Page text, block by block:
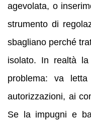
agevolata, o
strumento di
sbagliano perché
isolato. In realtà
problema: va
autorizzazioni, ai
Se la impugni e